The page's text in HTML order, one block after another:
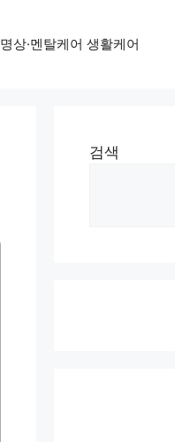
명상·멘탈케어 생활케어
검색